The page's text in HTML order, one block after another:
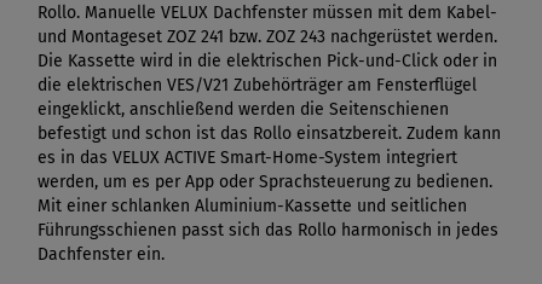
Rollo. Manuelle VELUX Dachfenster müssen mit dem Kabel-
und Montageset ZOZ 241 bzw. ZOZ 243 nachgerüstet werden.
Die Kassette wird in die elektrischen Pick-und-Click oder in
die elektrischen VES/V21 Zubehörträger am Fensterflügel
eingeklickt, anschließend werden die Seitenschienen
befestigt und schon ist das Rollo einsatzbereit. Zudem kann
es in das VELUX ACTIVE Smart-Home-System integriert
werden, um es per App oder Sprachsteuerung zu bedienen.
Mit einer schlanken Aluminium-Kassette und seitlichen
Führungsschienen passt sich das Rollo harmonisch in jedes
Dachfenster ein.